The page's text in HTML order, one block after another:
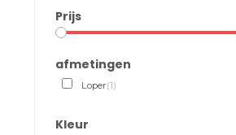
Prijs
afmetingen
Loper(1)
Kleur